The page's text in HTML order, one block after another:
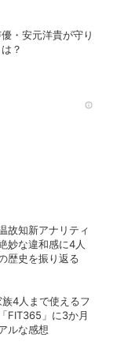
・安元洋貴が守り
？
故知新アナリティ
妙な違和感に4人
歴史を振り返る
4人まで使えるフ
FIT365」に3か月
ルな感想